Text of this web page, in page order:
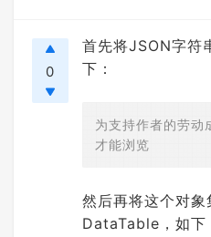
0
首先将JSON字符
下：
为支持作者的劳动
才能浏览
然后再将这个对象
DataTable，如下